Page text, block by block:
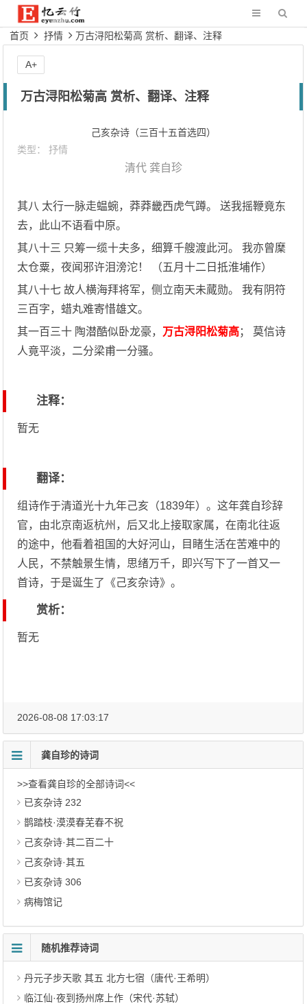
首页 抒情 万古浔阳松菊高 赏析、翻译、注释
万古浔阳松菊高 赏析、翻译、注释
己亥杂诗（三百十五首选四）
类型：抒情
清代 龚自珍
其八 太行一脉走蝹蜿，莽莽畿西虎气蹲。 送我摇鞭竟东
去，此山不语看中原。
其八十三 只筹一缆十夫多，细算千艘渡此河。 我亦曾穈
太仓粟，夜闻邪许泪滂沱！ （五月十二日抵淮埔作）
其八十七 故人横海拜将军，侧立南天未蕆勋。 我有阴符
三百字，蜡丸难寄惜雄文。
其一百三十 陶潜酷似卧龙豪， 万古浔阳松菊高； 莫信诗
人竟平淡，二分梁甫一分骚。
注释：
暂无
翻译：
组诗作于清道光十九年己亥（1839年）。这年龚自珍辞
官，由北京南返杭州，后又北上接取家属，在南北往返
的途中，他看着祖国的大好河山，目睹生活在苦难中的
人民，不禁触景生情，思绪万千，即兴写下了一首又一
首诗，于是诞生了《己亥杂诗》。
赏析：
暂无
A+
2026-08-08 17:03:17
龚自珍的诗词
>>查看龚自珍的全部诗词<<
已亥杂诗 232
鹊踏枝·漠漠春芜春不祝
己亥杂诗·其二百二十
己亥杂诗·其五
已亥杂诗 306
病梅馆记
随机推荐诗词
丹元子步天歌 其五 北方七宿（唐代·王希明）
临江仙·夜到扬州席上作（宋代·苏轼）